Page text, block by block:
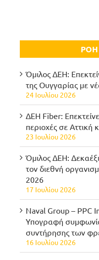
ΡΟΗ
Όμιλος ΔΕΗ:
της Ουγγαρίας με
24 Ιουλίου 2026
ΔΕΗ Fiber:
περιοχές σε Αττική
23 Ιουλίου 2026
Όμιλος ΔΕΗ:
τον διεθνή
2026
17 Ιουλίου 2026
Naval Group – PPC
Υπογραφή
συντήρησης των
16 Ιουλίου 2026